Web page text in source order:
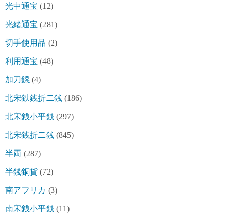
光中通宝 (12)
光緒通宝 (281)
切手使用品 (2)
利用通宝 (48)
加刀鐚 (4)
北宋鉄銭折二銭 (186)
北宋銭小平銭 (297)
北宋銭折二銭 (845)
半両 (287)
半銭銅貨 (72)
南アフリカ (3)
南宋銭小平銭 (11)